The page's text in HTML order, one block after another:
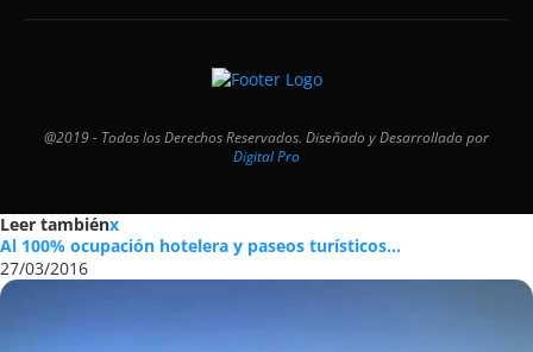
@2019 - Todos los Derechos Reservados. Diseñado y Desarrollado por
Digital Pro
Leer tambiénx
Al 100% ocupación hotelera y paseos turísticos...
27/03/2016